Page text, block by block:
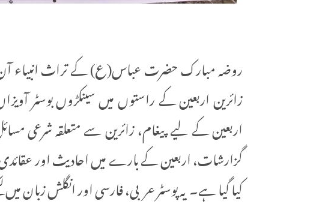
روضہ مبارک حضرت عباس(ع) کے تراث انبیاء آن
زائرین اربعین کے راستوں میں سینکڑوں بوسٹر
اربعین کے لیے پیغام، زائرین سے متعلقہ شرعی
گزارشات، اربعین کے بارے میں احادیث اور عقائدی
کیا گیا ہے۔ یہ پوسٹر عربی، فارسی اور انگلش زبان